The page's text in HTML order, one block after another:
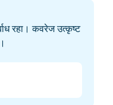
रहा। कवरेज उत्कृष्ट